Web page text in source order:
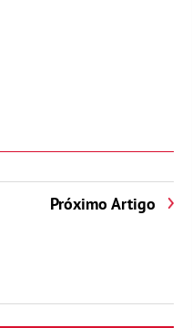
Próximo Artigo